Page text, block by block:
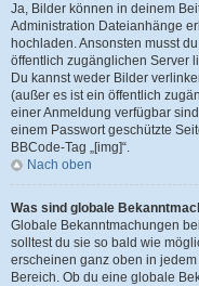
Ja, Bilder können in deinem
Administration Dateianhänge
hochladen. Ansonsten musst
öffentlich zugänglichen Server
Du kannst weder Bilder
(außer es ist ein öffentlich
einer Anmeldung verfügbar
einem Passwort geschützte
BBCode-Tag „[img]“.
Nach oben
Was sind globale
Globale Bekanntmachungen
solltest du sie so bald wie
erscheinen ganz oben in
Bereich. Ob du eine globale